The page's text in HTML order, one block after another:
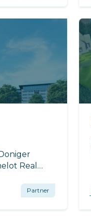
Real
17.
Partner